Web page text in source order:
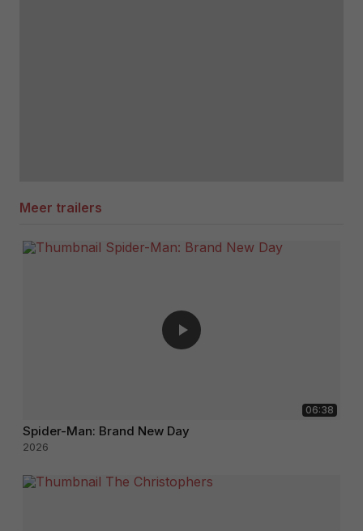
Meer trailers
06:38
Spider-Man: Brand New Day
2026